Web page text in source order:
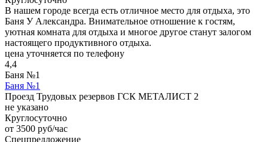
В нашем городе всегда есть отличное место для отдыха, это
Баня У Александра. Внимательное отношение к гостям,
уютная комната для отдыха и многое другое станут залогом
настоящего продуктивного отдыха.
цена уточняется по телефону
4,4
Баня №1
Баня №1
Проезд Трудовых резервов ГСК МЕТАЛИСТ 2
не указано
Круглосуточно
от 3500 руб/час
Спецпредложение